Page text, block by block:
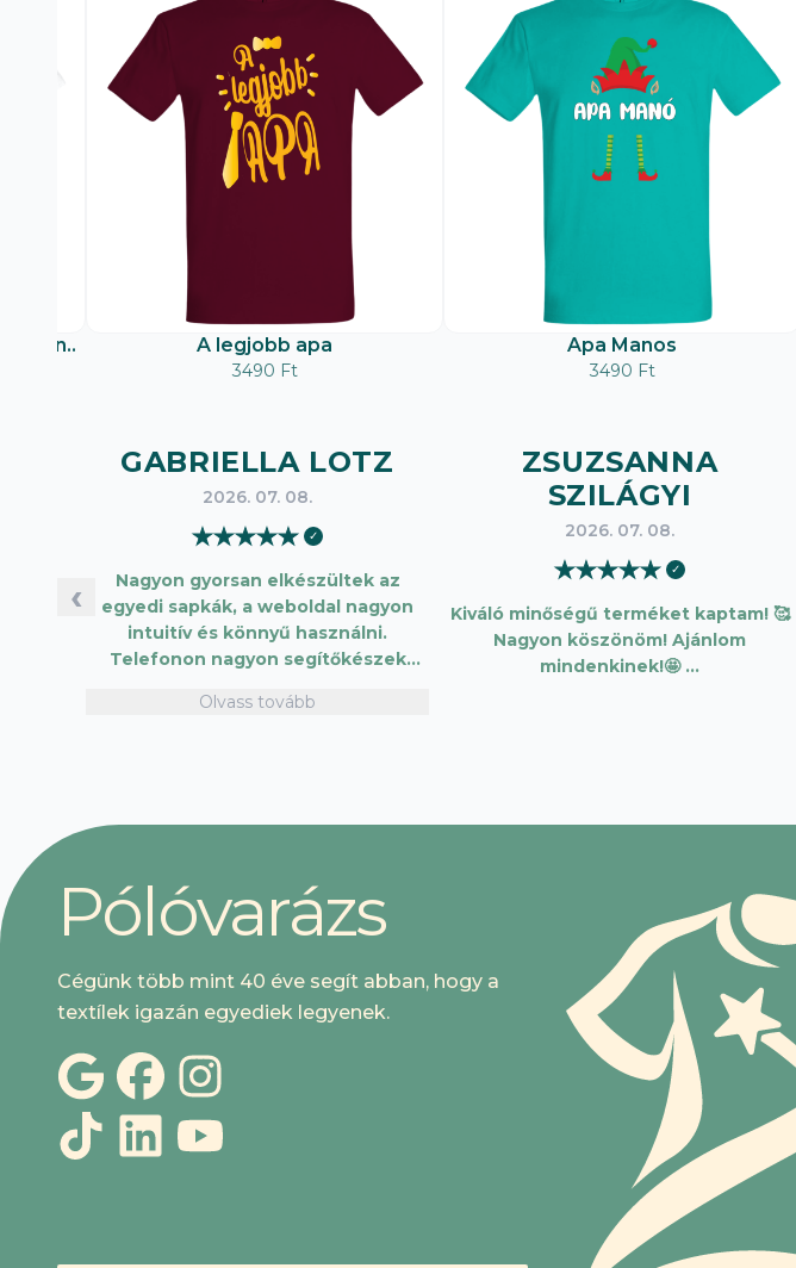
A legjobb apa
3490 Ft
Apa Manos
3490 Ft
‹
GABRIELLA LOTZ
2026. 07. 08.
★★★★★ ✓
Nagyon gyorsan elkészültek az
egyedi sapkák, a weboldal nagyon
intuitív és könnyű használni.
Telefonon nagyon segítőkészek
vásárolni. Plusz pont, hogy lehetett
Olvass tovább
ZSUZSANNA
SZILÁGYI
2026. 07. 08.
★★★★★ ✓
Kiváló minőségű terméket kaptam! 🥰
Nagyon köszönöm! Ajánlom
mindenkinek!🤩 …
Pólóvarázs
Cégünk több mint 40 éve segít abban, hogy a
textílek igazán egyediek legyenek.